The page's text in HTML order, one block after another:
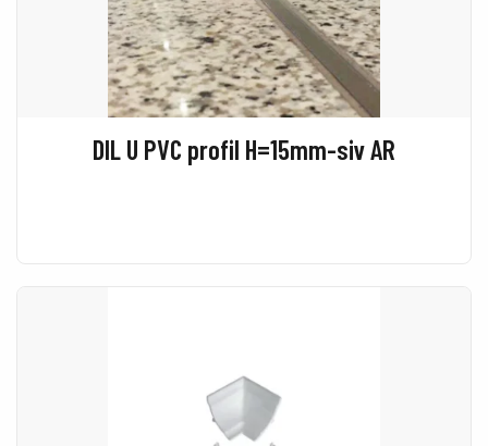
DIL U PVC profil H=15mm-siv AR